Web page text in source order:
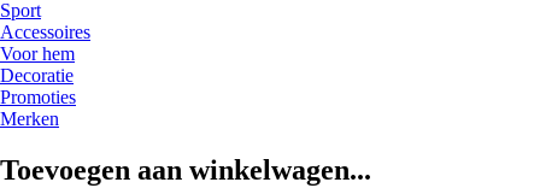
Sport
Accessoires
Voor hem
Decoratie
Promoties
Merken
Toevoegen aan winkelwagen...